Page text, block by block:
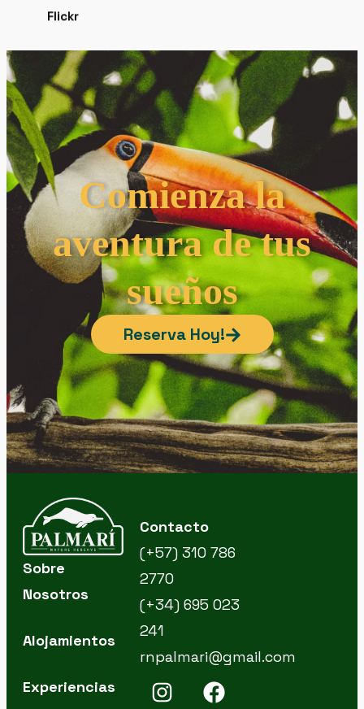
Flickr
Comienza la
aventura de tus
sueños
Reserva Hoy!
Sobre
Nosotros
Alojamientos
Experiencias
Contacto
(+57) 310 786
2770
(+34) 695 023
241
rnpalmari@gmail.com